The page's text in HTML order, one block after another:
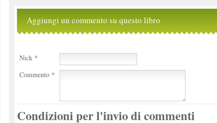
Aggiungi un commento su questo libro
Nick *
Commento *
Condizioni per l'invio di commenti